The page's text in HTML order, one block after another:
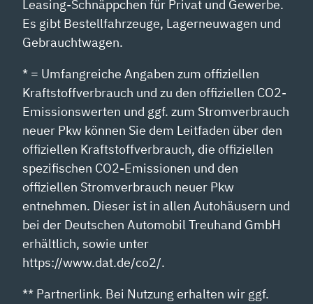
Leasing-Schnäppchen für Privat und Gewerbe.
Es gibt Bestellfahrzeuge, Lagerneuwagen und
Gebrauchtwagen.
* = Umfangreiche Angaben zum offiziellen
Kraftstoffverbrauch und zu den offiziellen CO2-
Emissionswerten und ggf. zum Stromverbrauch
neuer Pkw können Sie dem Leitfaden über den
offiziellen Kraftstoffverbrauch, die offiziellen
spezifischen CO2-Emissionen und den
offiziellen Stromverbrauch neuer Pkw
entnehmen. Dieser ist in allen Autohäusern und
bei der Deutschen Automobil Treuhand GmbH
erhältlich, sowie unter
https://www.dat.de/co2/.
** Partnerlink. Bei Nutzung erhalten wir ggf.